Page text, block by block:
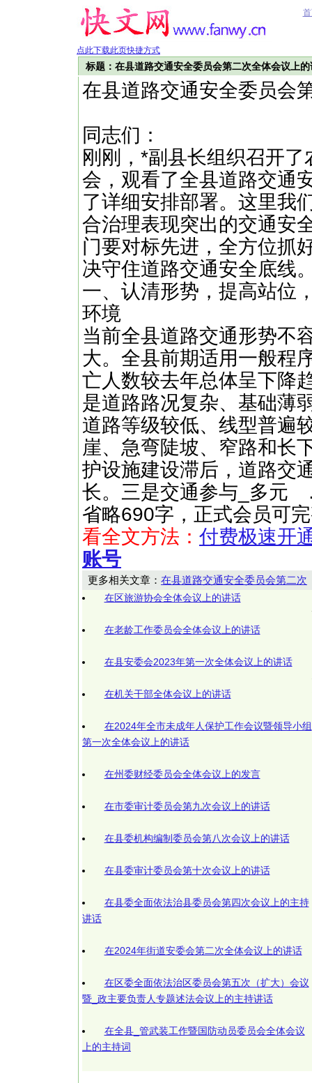
点此下载此页快捷方式
标题：在县道路交通安全委员会第二次全体会议上的
在县道路交通安全委员会
同志们：
刚刚，*副县长组织召开
会，观看了全县道路交通
了详细安排部署。这里我
合治理表现突出的交通安
门要对标先进，全方位抓
决守住道路交通安全底线
一、认清形势，提高站位
环境
当前全县道路交通形势不
大。全县前期适用一般程
亡人数较去年总体呈下降
是道路路况复杂、基础薄
道路等级较低、线型普遍
崖、急弯陡坡、窄路和长
护设施建设滞后，道路交
长。三是交通参与_多元
省略690字，正式会员可
看全文方法： 付费极速开
账号
更多相关文章： 在县道路交通安全委员会第二次
在区旅游协会全体会议上的讲话
在老龄工作委员会全体会议上的讲话
在县安委会2023年第一次全体会议上的讲话
在机关干部全体会议上的讲话
在2024年全市未成年人保护工作会议暨领导小组
第一次全体会议上的讲话
在州委财经委员会全体会议上的发言
在市委审计委员会第九次会议上的讲话
在县委机构编制委员会第八次会议上的讲话
在县委审计委员会第十次会议上的讲话
在县委全面依法治县委员会第四次会议上的主持
讲话
在2024年街道安委会第二次全体会议上的讲话
在区委全面依法治区委员会第五次（扩大）会议
暨_政主要负责人专题述法会议上的主持讲话
在全县_管武装工作暨国防动员委员会全体会议
上的主持词